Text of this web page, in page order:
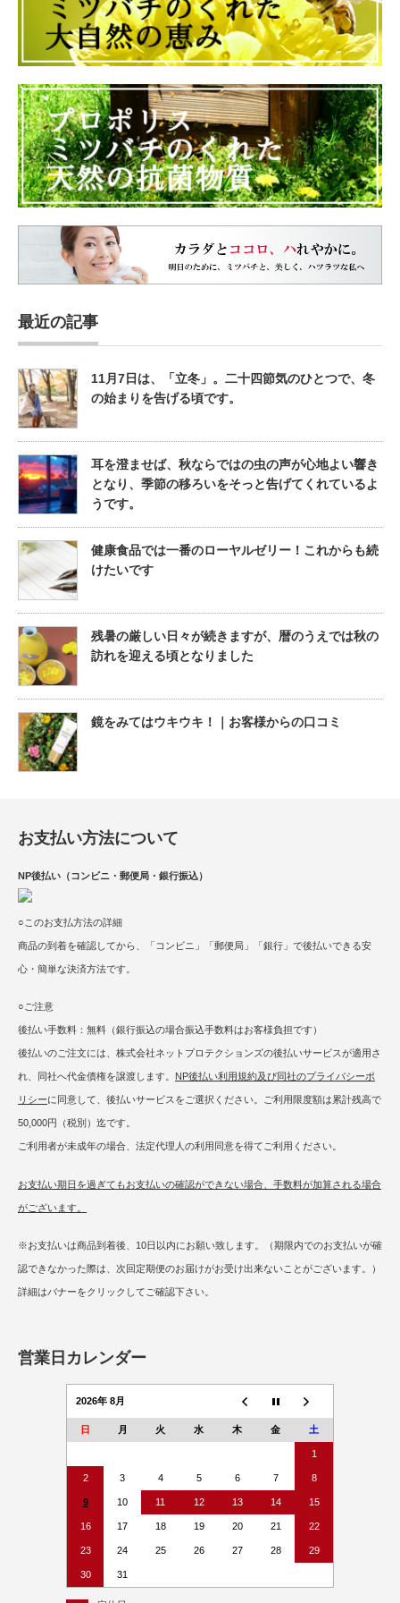
最近の記事
11月7日は、「立冬」。二十四節気のひとつで、冬
の始まりを告げる頃です。
耳を澄ませば、秋ならではの虫の声が心地よい響き
となり、季節の移ろいをそっと告げてくれているよ
うです。
健康食品では一番のローヤルゼリー！これからも続
けたいです
残暑の厳しい日々が続きますが、暦のうえでは秋の
訪れを迎える頃となりました
鏡をみてはウキウキ！｜お客様からの口コミ
お支払い方法について
NP後払い（コンビニ・郵便局・銀行振込）
○このお支払方法の詳細
商品の到着を確認してから、「コンビニ」「郵便局」「銀行」で後払いできる安
心・簡単な決済方法です。
○ご注意
後払い手数料：無料（銀行振込の場合振込手数料はお客様負担です）
後払いのご注文には、株式会社ネットプロテクションズの後払いサービスが適用さ
れ、同社へ代金債権を譲渡します。 NP後払い利用規約及び同社のプライバシーポ
リシーに同意して、後払いサービスをご選択ください。ご利用限度額は累計残高で
50,000円（税別）迄です。
ご利用者が未成年の場合、法定代理人の利用同意を得てご利用ください。
お支払い期日を過ぎてもお支払いの確認ができない場合、手数料が加算される場合
がございます。
※お支払いは商品到着後、10日以内にお願い致します。（期限内でのお支払いが確
認できなかった際は、次回定期便のお届けがお受け出来ないことがございます。）
詳細はバナーをクリックしてご確認下さい。
営業日カレンダー
2026年 8月
日 月 火 水 木 金 土
1
2 3 4 5 6 7 8
9 10 11 12 13 14 15
16 17 18 19 20 21 22
23 24 25 26 27 28 29
30 31